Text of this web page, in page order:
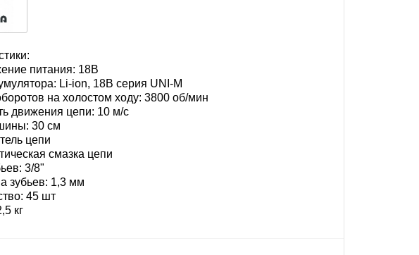
питания: 18В
Li-ion, 18В серия UNI-M
на холостом ходу: 3800 об/мин
движения цепи: 10 м/с
30 см
цепи
смазка цепи
3/8"
зубьев: 1,3 мм
45 шт
кг